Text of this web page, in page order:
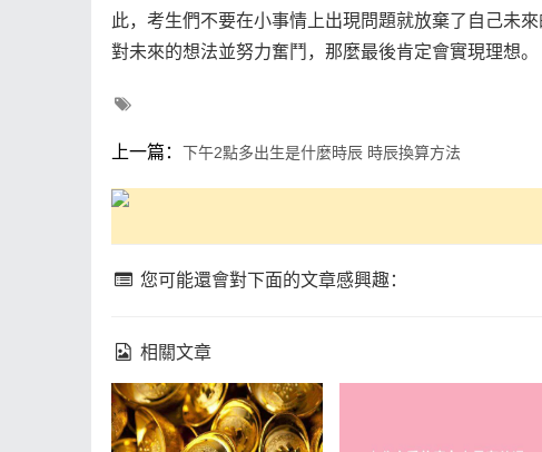
此，考生們不要在小事情上出現問題就放棄了自己未
對未來的想法並努力奮鬥，那麼最後肯定會實現理想。
上一篇： 下午2點多出生是什麼時辰 時辰換算方法
您可能還會對下面的文章感興趣：
相關文章